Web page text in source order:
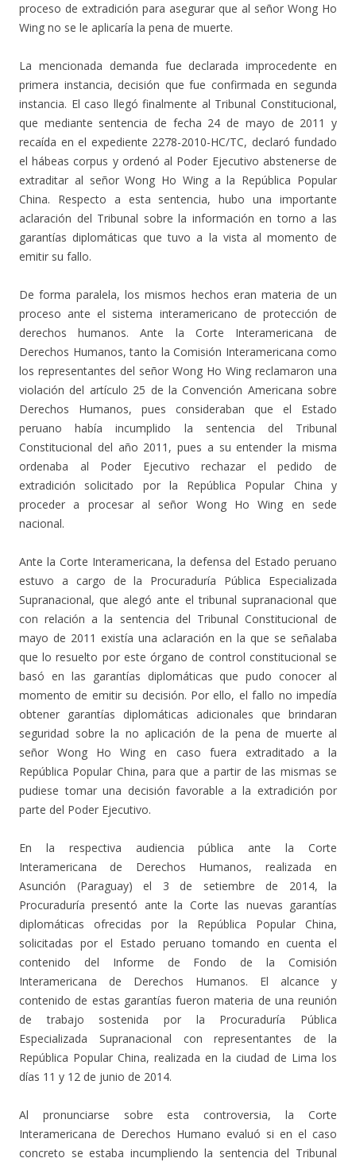
proceso de extradición para asegurar que al señor Wong Ho
Wing no se le aplicaría la pena de muerte.
La mencionada demanda fue declarada improcedente en
primera instancia, decisión que fue confirmada en segunda
instancia. El caso llegó finalmente al Tribunal Constitucional,
que mediante sentencia de fecha 24 de mayo de 2011 y
recaída en el expediente 2278-2010-HC/TC, declaró fundado
el hábeas corpus y ordenó al Poder Ejecutivo abstenerse de
extraditar al señor Wong Ho Wing a la República Popular
China. Respecto a esta sentencia, hubo una importante
aclaración del Tribunal sobre la información en torno a las
garantías diplomáticas que tuvo a la vista al momento de
emitir su fallo.
De forma paralela, los mismos hechos eran materia de un
proceso ante el sistema interamericano de protección de
derechos humanos. Ante la Corte Interamericana de
Derechos Humanos, tanto la Comisión Interamericana como
los representantes del señor Wong Ho Wing reclamaron una
violación del artículo 25 de la Convención Americana sobre
Derechos Humanos, pues consideraban que el Estado
peruano había incumplido la sentencia del Tribunal
Constitucional del año 2011, pues a su entender la misma
ordenaba al Poder Ejecutivo rechazar el pedido de
extradición solicitado por la República Popular China y
proceder a procesar al señor Wong Ho Wing en sede
nacional.
Ante la Corte Interamericana, la defensa del Estado peruano
estuvo a cargo de la Procuraduría Pública Especializada
Supranacional, que alegó ante el tribunal supranacional que
con relación a la sentencia del Tribunal Constitucional de
mayo de 2011 existía una aclaración en la que se señalaba
que lo resuelto por este órgano de control constitucional se
basó en las garantías diplomáticas que pudo conocer al
momento de emitir su decisión. Por ello, el fallo no impedía
obtener garantías diplomáticas adicionales que brindaran
seguridad sobre la no aplicación de la pena de muerte al
señor Wong Ho Wing en caso fuera extraditado a la
República Popular China, para que a partir de las mismas se
pudiese tomar una decisión favorable a la extradición por
parte del Poder Ejecutivo.
En la respectiva audiencia pública ante la Corte
Interamericana de Derechos Humanos, realizada en
Asunción (Paraguay) el 3 de setiembre de 2014, la
Procuraduría presentó ante la Corte las nuevas garantías
diplomáticas ofrecidas por la República Popular China,
solicitadas por el Estado peruano tomando en cuenta el
contenido del Informe de Fondo de la Comisión
Interamericana de Derechos Humanos. El alcance y
contenido de estas garantías fueron materia de una reunión
de trabajo sostenida por la Procuraduría Pública
Especializada Supranacional con representantes de la
República Popular China, realizada en la ciudad de Lima los
días 11 y 12 de junio de 2014.
Al pronunciarse sobre esta controversia, la Corte
Interamericana de Derechos Humano evaluó si en el caso
concreto se estaba incumpliendo la sentencia del Tribunal